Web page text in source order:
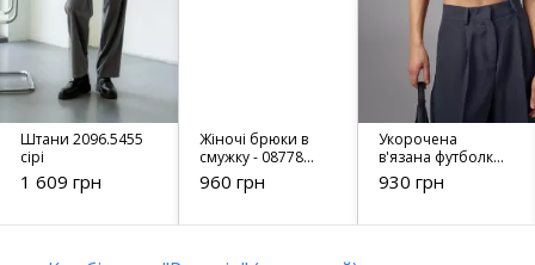
Штани 2096.5455
сірі
1 609 грн
Жіночі брюки в
смужку - 08778
чорні
960 грн
Укорочена
в'язана футболка
прикрашена
стразами 4246
930 грн